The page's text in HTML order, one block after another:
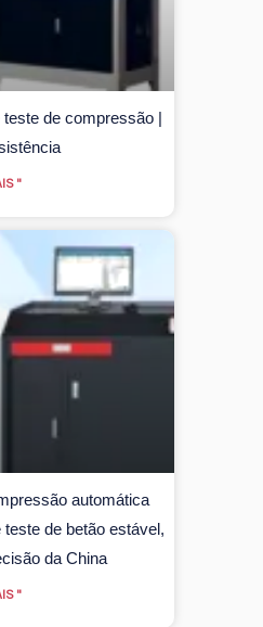
de compressão |
"
automática
de betão estável,
da China
"